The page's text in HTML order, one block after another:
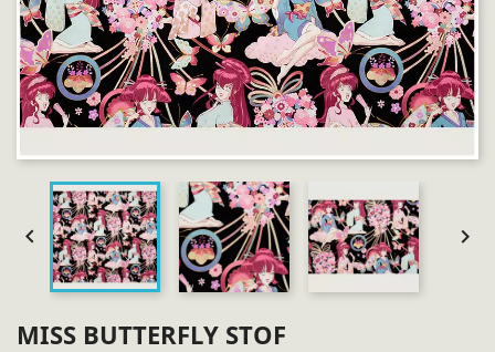
 
MISS BUTTERFLY STOF